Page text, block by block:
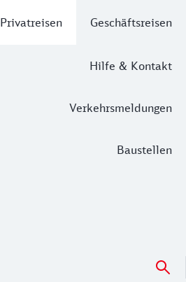
Privatreisen Geschäftsreisen
Hilfe & Kontakt
Verkehrsmeldungen
Baustellen